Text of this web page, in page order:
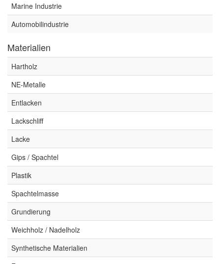
Marine Industrie
Automobilindustrie
Materialien
Hartholz
NE-Metalle
Entlacken
Lackschliff
Lacke
Gips / Spachtel
Plastik
Spachtelmasse
Grundierung
Weichholz / Nadelholz
Synthetische Materialien